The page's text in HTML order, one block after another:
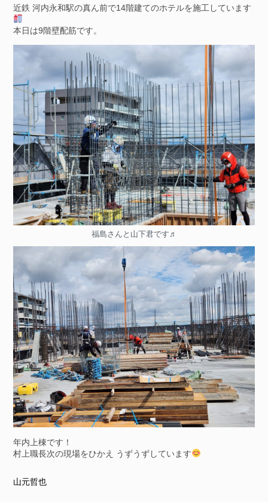
近鉄 河内永和駅の真ん前で14階建てのホテルを施工しています
本日は9階壁配筋です。
福島さんと山下君です♬
年内上棟です！
村上職長次の現場をひかえ うずうずしています
山元哲也